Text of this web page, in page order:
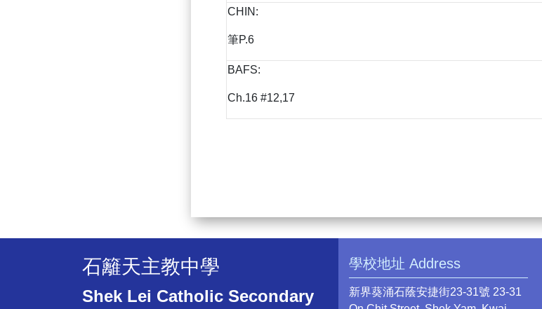
CHIN:
筆P.6
BAFS:
Ch.16 #12,17
石籬天主教中學
Shek Lei Catholic Secondary
學校地址 Address
新界葵涌石蔭安捷街23-31號 23-31